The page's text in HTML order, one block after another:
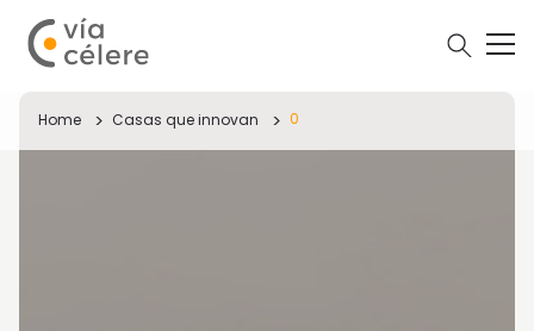
Home Casas que innovan 0